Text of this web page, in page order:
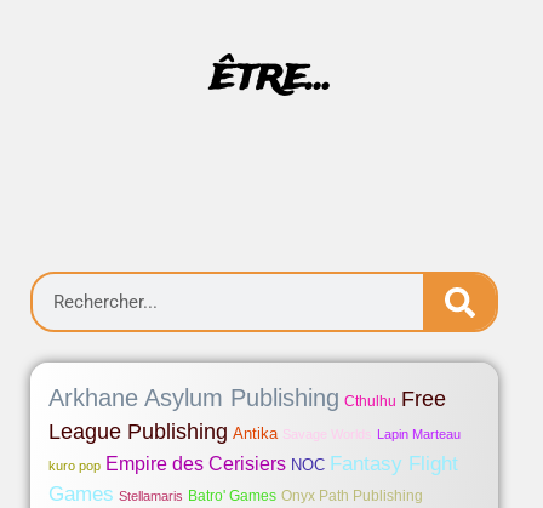
être...
Arkhane Asylum Publishing Cthulhu Free
League Publishing Antika Savage Worlds Lapin Marteau
kuro pop Empire des Cerisiers NOC Fantasy Flight
Games Stellamaris Batro' Games Onyx Path Publishing